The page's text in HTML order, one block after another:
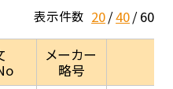
表示件数 20 40 60
メーカー
略号